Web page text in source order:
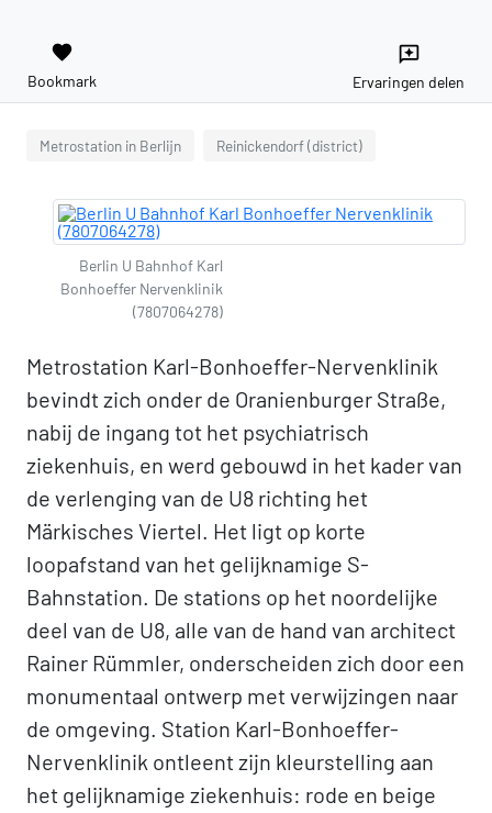
favorite
Bookmark
reviews
Ervaringen delen
Metrostation in Berlijn Reinickendorf (district)
Berlin U Bahnhof Karl
Bonhoeffer Nervenklinik
(7807064278)
Metrostation Karl-Bonhoeffer-Nervenklinik
bevindt zich onder de Oranienburger Straße,
nabij de ingang tot het psychiatrisch
ziekenhuis, en werd gebouwd in het kader van
de verlenging van de U8 richting het
Märkisches Viertel. Het ligt op korte
loopafstand van het gelijknamige S-
Bahnstation. De stations op het noordelijke
deel van de U8, alle van de hand van architect
Rainer Rümmler, onderscheiden zich door een
monumentaal ontwerp met verwijzingen naar
de omgeving. Station Karl-Bonhoeffer-
Nervenklinik ontleent zijn kleurstelling aan
het gelijknamige ziekenhuis: rode en beige